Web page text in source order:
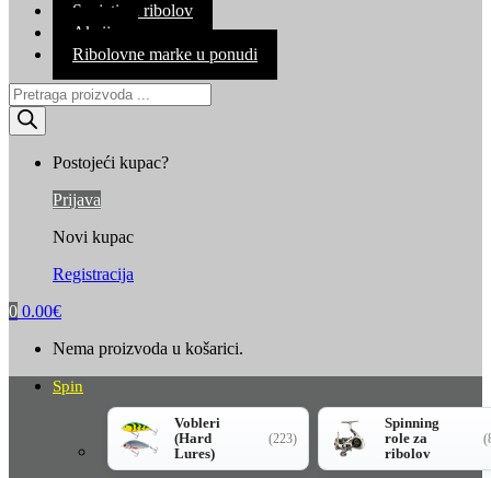
Savjeti za ribolov
Akcija
Ribolovne marke u ponudi
Products
search
Postojeći kupac?
Prijava
Novi kupac
Registracija
0 0.00€
Nema proizvoda u košarici.
Spin
Vobleri
(Hard
Lures)
(223)
Spinning
role za
ribolov